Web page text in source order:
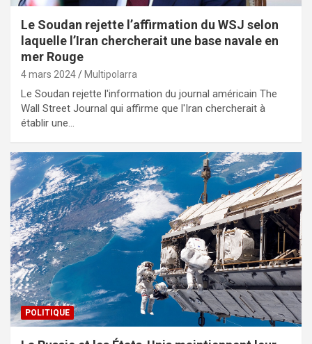
Le Soudan rejette l’affirmation du WSJ selon
laquelle l’Iran chercherait une base navale en
mer Rouge
4 mars 2024 Multipolarra
Le Soudan rejette l'information du journal américain The
Wall Street Journal qui affirme que l'Iran chercherait à
établir une…
POLITIQUE